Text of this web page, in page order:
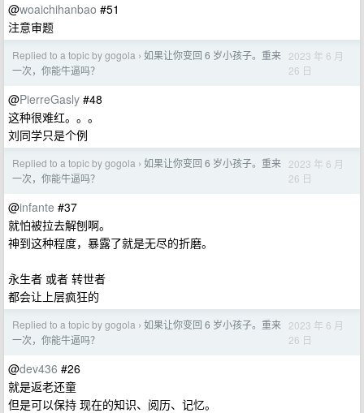
@woaichihanbao #51
注意审题
Replied to a topic by gogola › 如果让你变回 6 岁小孩子。重来
一次，你能牛逼吗？
2023 年 6 月
26 日
@PierreGasly #48
这种很难红。。。
刘同学只是个例
Replied to a topic by gogola › 如果让你变回 6 岁小孩子。重来
一次，你能牛逼吗？
2023 年 6 月
26 日
@infante #37
就怕被拉去解刨啊。
神到这种程度，暴露了就是无尽的折磨。
永生者 或者 转世者
都会让上层疯狂的
Replied to a topic by gogola › 如果让你变回 6 岁小孩子。重来
一次，你能牛逼吗？
2023 年 6 月
26 日
@dev436 #26
就是返老还童
但是可以保持 现在的知识、阅历、记忆。